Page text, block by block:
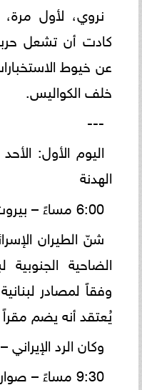
نروي، لأول مرة،
كادت أن تشعل
عن خيوط
خلف الكواليس.
---
الهدنة
6:00 مساءً – بيروت تحت القصف
شنّ الطيران
الضاحية
وفقاً لمصادر
يُعتقد أنه يضم مقراً
وكان الرد
9:30 مساءً – صواريخ إيرانية تعبر الأجواء